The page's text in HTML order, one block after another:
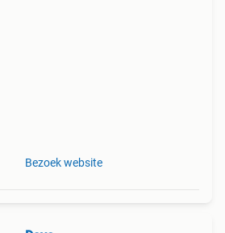
Bezoek website